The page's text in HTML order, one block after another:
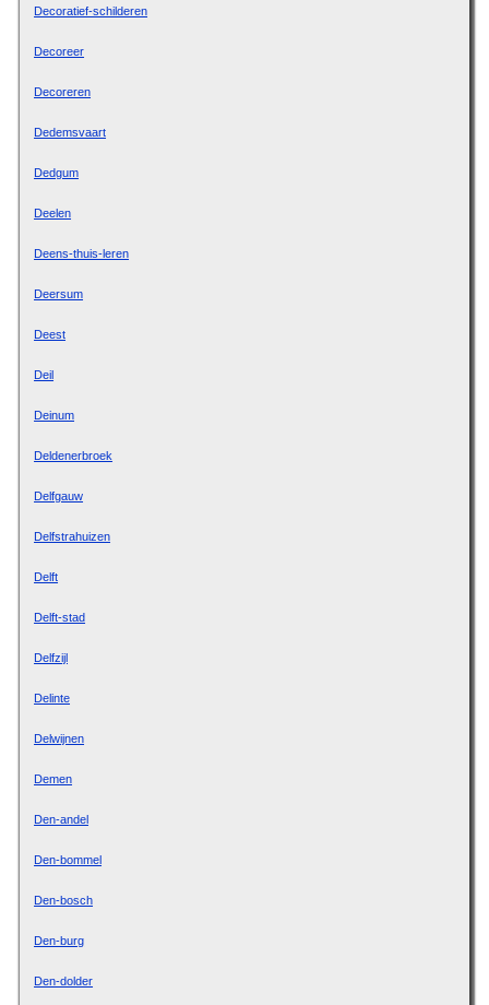
Decoratief-schilderen
Decoreer
Decoreren
Dedemsvaart
Dedgum
Deelen
Deens-thuis-leren
Deersum
Deest
Deil
Deinum
Deldenerbroek
Delfgauw
Delfstrahuizen
Delft
Delft-stad
Delfzijl
Delinte
Delwijnen
Demen
Den-andel
Den-bommel
Den-bosch
Den-burg
Den-dolder